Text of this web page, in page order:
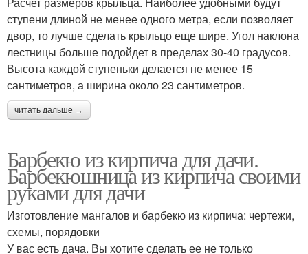
ступени длиной не менее одного метра, если позволяет
двор, то лучше сделать крыльцо еще шире. Угол наклона
лестницы больше подойдет в пределах 30-40 градусов.
Высота каждой ступеньки делается не менее 15
сантиметров, а ширина около 23 сантиметров.
читать дальше →
Барбекю из кирпича для дачи.
Барбекюшница из кирпича своими
руками для дачи
Изготовление мангалов и барбекю из кирпича: чертежи,
схемы, порядовки
У вас есть дача. Вы хотите сделать ее не только